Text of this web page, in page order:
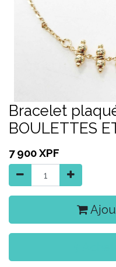
Bracelet
BOULETTES
7 900XPF